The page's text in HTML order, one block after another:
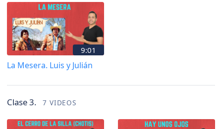
9:01
La Mesera. Luis y Julián
Clase 3. 7 VIDEOS